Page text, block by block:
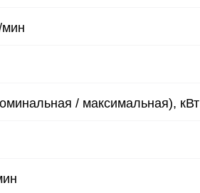
/ максимальная), кВт